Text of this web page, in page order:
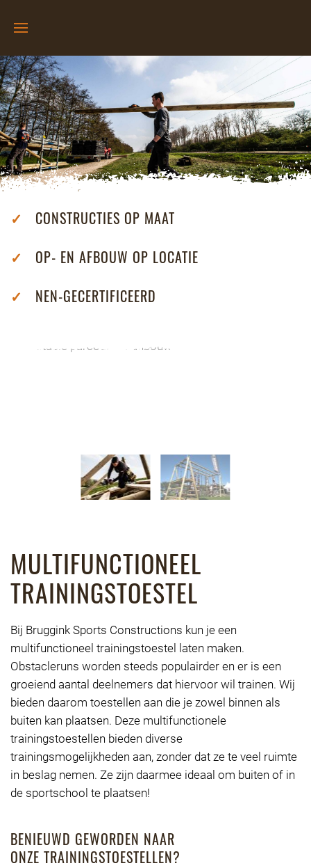
✓
CONSTRUCTIES OP MAAT
✓
OP- EN AFBOUW OP LOCATIE
✓
NEN-GECERTIFICEERD
MULTIFUNCTIONEEL
TRAININGSTOESTEL
Bij Bruggink Sports Constructions kun je een
multifunctioneel trainingstoestel laten maken.
Obstacleruns worden steeds populairder en er is een
groeiend aantal deelnemers dat hiervoor wil trainen. Wij
bieden daarom toestellen aan die je zowel binnen als
buiten kan plaatsen. Deze multifunctionele
trainingstoestellen bieden diverse
trainingsmogelijkheden aan, zonder dat ze te veel ruimte
in beslag nemen. Ze zijn daarmee ideaal om buiten of in
de sportschool te plaatsen!
BENIEUWD GEWORDEN NAAR
ONZE TRAININGSTOESTELLEN?